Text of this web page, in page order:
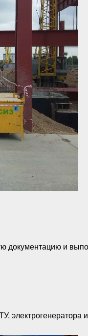
документацию и
электрогенератора